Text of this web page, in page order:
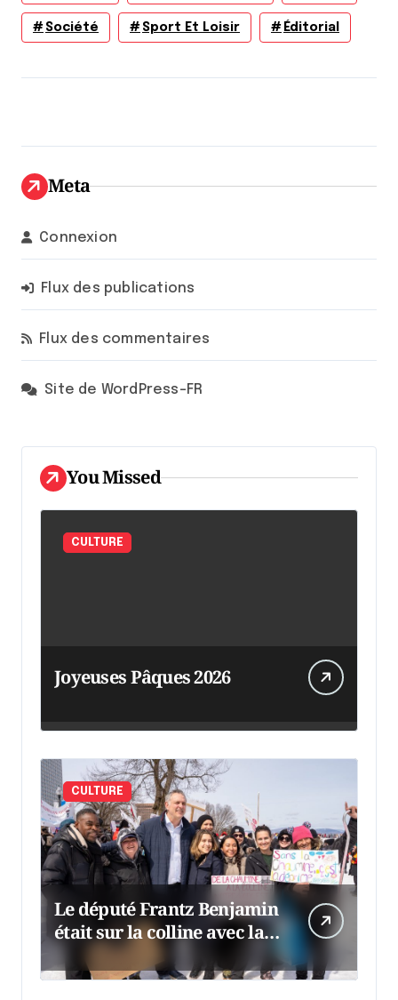
Société Sport Et Loisir Éditorial
Meta
Connexion
Flux des publications
Flux des commentaires
Site de WordPress-FR
You Missed
CULTURE
Joyeuses Pâques 2026
CULTURE
Le député Frantz Benjamin
était sur la colline avec la
chaumine